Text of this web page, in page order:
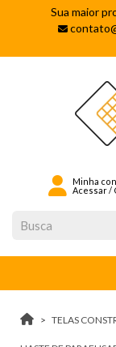
Sua maior
Minha
Acessar/
TELAS